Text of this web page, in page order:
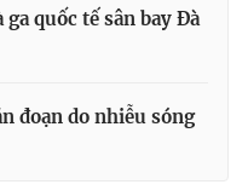
355 932
quốc tế sân bay Đà
đoạn do nhiễu sóng